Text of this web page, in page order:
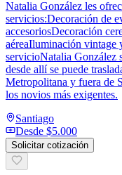
Natalia González les
servicios:Decoración de
accesoriosDecoración
aéreaIluminación vintage
servicioNatalia González
desde allí se puede
Metropolitana y fuera de
los novios más exigentes.
Santiago
Desde $5.000
Solicitar cotización